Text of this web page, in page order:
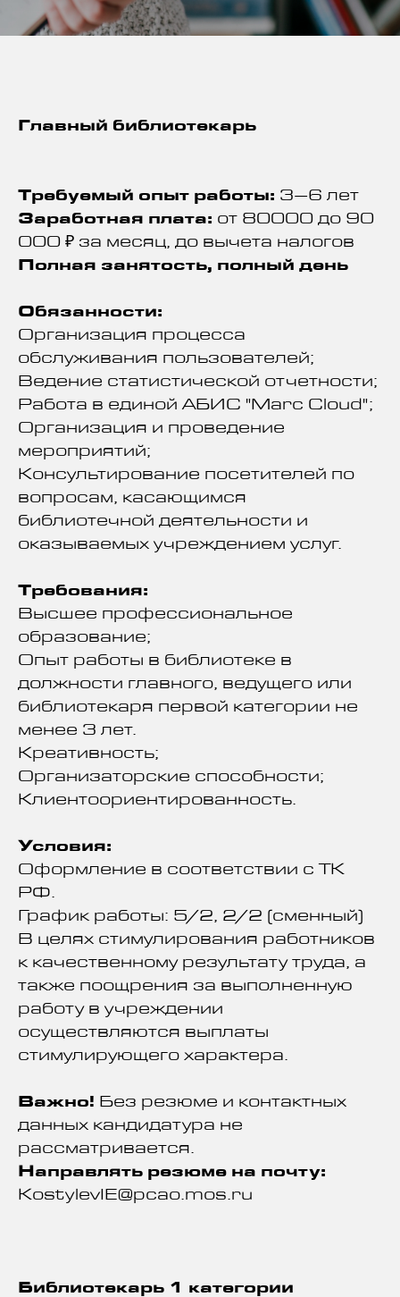
Главный библиотекарь
Требуемый опыт работы: 3–6 лет
Заработная плата: от 80000 до 90
000 ₽ за месяц, до вычета налогов
Полная занятость, полный день
Обязанности:
Организация процесса
обслуживания пользователей;
Ведение статистической отчетности;
Работа в единой АБИС "Marc Cloud";
Организация и проведение
мероприятий;
Консультирование посетителей по
вопросам, касающимся
библиотечной деятельности и
оказываемых учреждением услуг.
Требования:
Высшее профессиональное
образование;
Опыт работы в библиотеке в
должности главного, ведущего или
библиотекаря первой категории не
менее 3 лет.
Креативность;
Организаторские способности;
Клиентоориентированность.
Условия:
Оформление в соответствии с ТК
РФ.
График работы: 5/2, 2/2 (сменный)
В целях стимулирования работников
к качественному результату труда, а
также поощрения за выполненную
работу в учреждении
осуществляются выплаты
стимулирующего характера.
Важно! Без резюме и контактных
данных кандидатура не
рассматривается.
Направлять резюме на почту:
KostylevIE@pcao.mos.ru
Библиотекарь 1 категории